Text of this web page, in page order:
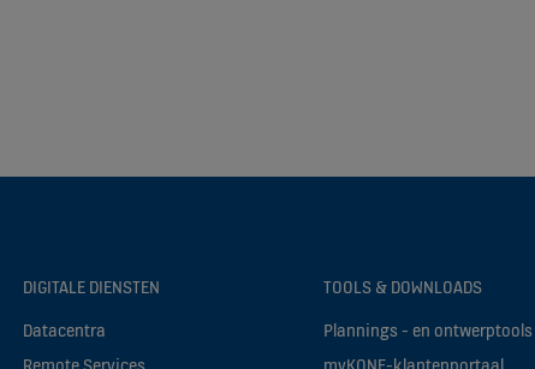
DIGITALE DIENSTEN
Datacentra
TOOLS & DOWNLOADS
Plannings - en ontwerptools